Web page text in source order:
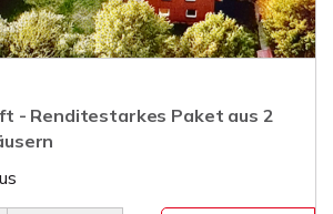
- Renditestarkes Paket aus 2